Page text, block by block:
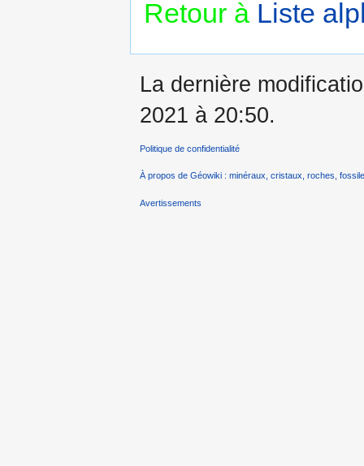
Retour à Liste
La dernière
2021 à 20:50.
Politique de confidentialité
À propos de Géowiki : minéraux, cristaux, roches,
Avertissements